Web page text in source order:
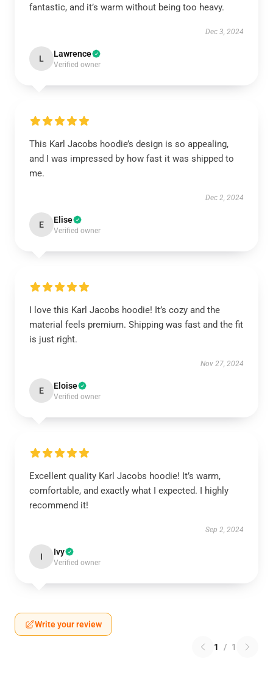
fantastic, and it’s warm without being too heavy.
Dec 3, 2024
L Lawrence
Verified owner
This Karl Jacobs hoodie’s design is so appealing,
and I was impressed by how fast it was shipped to
me.
Dec 2, 2024
E Elise
Verified owner
I love this Karl Jacobs hoodie! It’s cozy and the
material feels premium. Shipping was fast and the fit
is just right.
Nov 27, 2024
E Eloise
Verified owner
Excellent quality Karl Jacobs hoodie! It’s warm,
comfortable, and exactly what I expected. I highly
recommend it!
Sep 2, 2024
I Ivy
Verified owner
Write your review
1 / 1